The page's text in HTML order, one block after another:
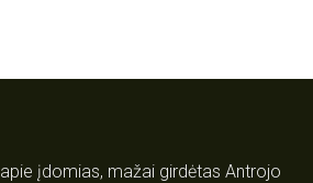
įdomias, mažai girdėtas Antrojo